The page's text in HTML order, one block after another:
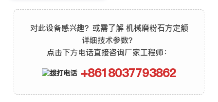
对此设备感兴趣？或需了解 机械磨粉石方定额
详细技术参数？
点击下方电话直接咨询厂家工程师：
+8618037793862